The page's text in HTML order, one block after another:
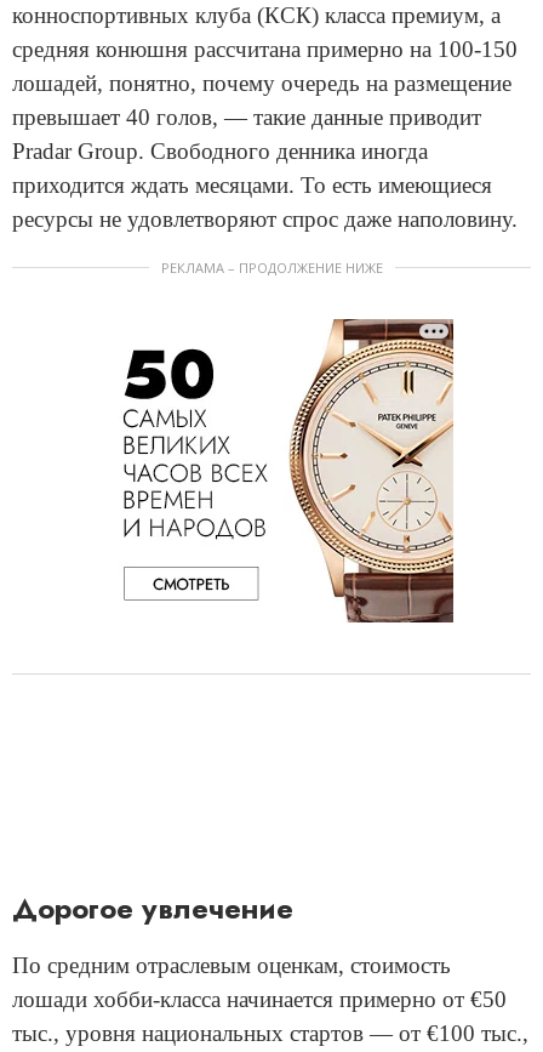
конноспортивных клуба (КСК) класса премиум, а
средняя конюшня рассчитана примерно на 100-150
лошадей, понятно, почему очередь на размещение
превышает 40 голов, — такие данные приводит
Pradar Group. Свободного денника иногда
приходится ждать месяцами. То есть имеющиеся
ресурсы не удовлетворяют спрос даже наполовину.
РЕКЛАМА – ПРОДОЛЖЕНИЕ НИЖЕ
Дорогое увлечение
По средним отраслевым оценкам, стоимость
лошади хобби-класса начинается примерно от €50
тыс., уровня национальных стартов — от €100 тыс.,